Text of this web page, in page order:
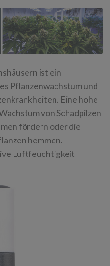
ist ein
Pflanzenwachstum und
Eine hohe
von Schadpilzen
fördern oder die
hemmen.
Luftfeuchtigkeit